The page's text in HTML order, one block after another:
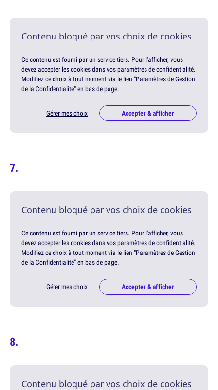
Contenu bloqué par vos choix de cookies
Ce contenu est fourni par un service tiers. Pour l'afficher, vous
devez accepter les cookies dans vos paramètres de confidentialité.
Modifiez ce choix à tout moment via le lien "Paramètres de Gestion
de la Confidentialité" en bas de page.
Gérer mes choix Accepter & afficher
Contenu bloqué par vos choix de cookies
Ce contenu est fourni par un service tiers. Pour l'afficher, vous
devez accepter les cookies dans vos paramètres de confidentialité.
Modifiez ce choix à tout moment via le lien "Paramètres de Gestion
de la Confidentialité" en bas de page.
Gérer mes choix Accepter & afficher
Contenu bloqué par vos choix de cookies